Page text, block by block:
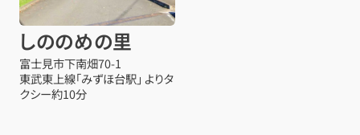
しののめの里
富士見市下南畑70-1
東武東上線「みずほ台駅」 よりタ
クシー約10分